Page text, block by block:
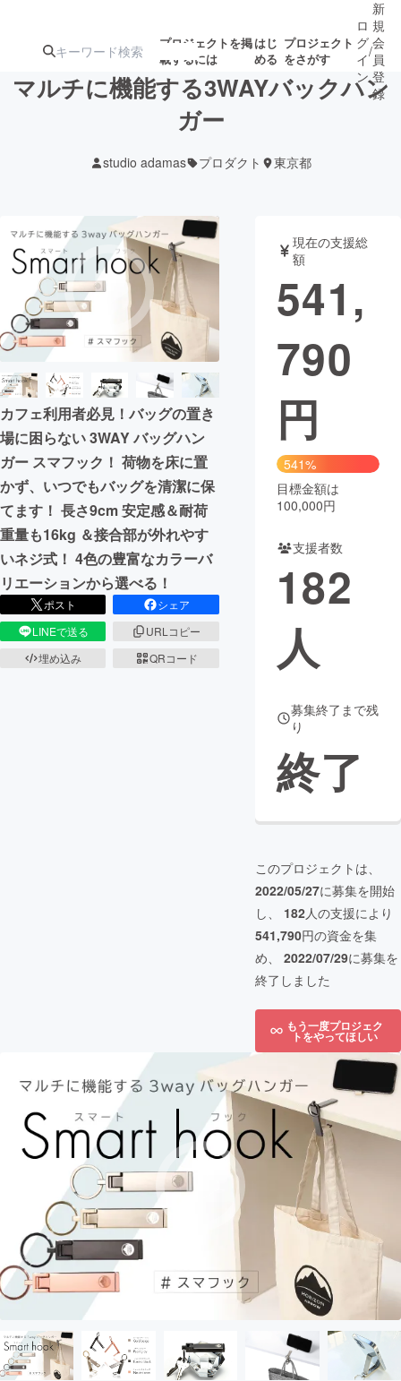
プロジェクトを掲
載するには
はじ
める
プロジェクト
をさがす
ターン
注目の新着プロ
ジェクト
募集終了が近いプ
ロジェクト
アート・写真 音楽
テクノロジー・ガジェット ゲーム・サ
映像・映画
ビジネス・起業
まちづくり・地域活性化
CAMPFIRE for Social Good
CAMPFIRE Creation
CAMPFIREふるさと納税
コミュニティ
ロ
グ
イ
ン
/
新
規
会
員
登
録
マルチに機能する3WAYバックハン
ガー
studio adamas プロダクト 東京都
カフェ利用者必見！バッグの置き
場に困らない 3WAY バッグハン
ガー スマフック！ 荷物を床に置
かず、いつでもバッグを清潔に保
てます！ 長さ9cm 安定感＆耐荷
重量も16kg ＆接合部が外れやす
いネジ式！ 4色の豊富なカラーバ
リエーションから選べる！
ポスト
シェア
LINEで送る
URLコピー
埋め込み
QRコード
現在の支援総
額
541,
790
円
541%
目標金額は
100,000円
支援者数
182
人
募集終了まで残
り
終了
このプロジェクトは、
2022/05/27に募集を開始
し、 182人の支援により
541,790円の資金を集
め、 2022/07/29に募集を
終了しました
もう一度プロジェク
トをやってほしい